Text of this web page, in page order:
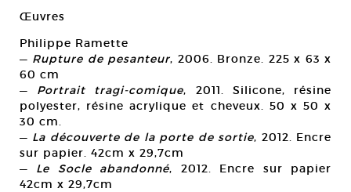
Œuvres
Philippe Ramette
— Rupture de pesanteur, 2006. Bronze. 225 x 63 x
60 cm
— Portrait tragi-comique, 2011. Silicone, résine
polyester, résine acrylique et cheveux. 50 x 50 x
30 cm.
— La découverte de la porte de sortie, 2012. Encre
sur papier. 42cm x 29,7cm
— Le Socle abandonné, 2012. Encre sur papier
42cm x 29,7cm